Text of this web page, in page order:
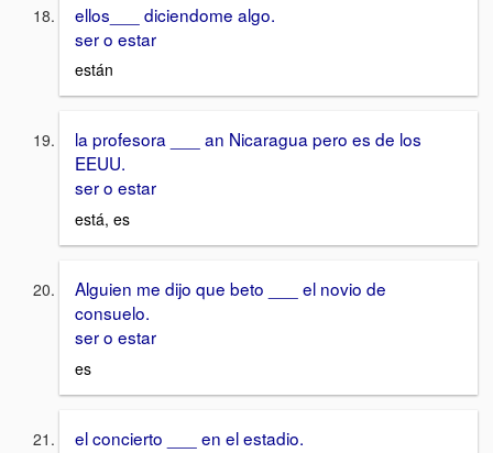
ellos___ diciendome algo.
ser o estar
están
la profesora ___ an Nicaragua pero es de los
EEUU.
ser o estar
está, es
Alguien me dijo que beto ___ el novio de
consuelo.
ser o estar
es
el concierto ___ en el estadio.